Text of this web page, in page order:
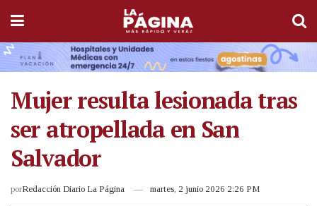
Mujer resulta lesionada tras
ser atropellada en San
Salvador
porRedacción Diario La Página martes, 2 junio 2026 2:26 PM